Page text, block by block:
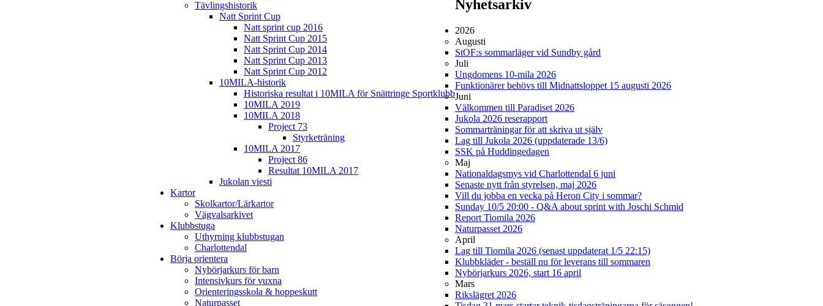
Tävlingshistorik
Natt Sprint Cup
Natt sprint cup 2016
Natt Sprint Cup 2015
Natt Sprint Cup 2014
Natt Sprint Cup 2013
Natt Sprint Cup 2012
10MILA-historik
Historiska resultat i 10MILA för Snättringe Sportklubb
10MILA 2019
10MILA 2018
Project 73
Styrketräning
10MILA 2017
Project 86
Resultat 10MILA 2017
Jukolan viesti
Kartor
Skolkartor/Lärkartor
Vägvalsarkivet
Klubbstuga
Uthyrning klubbstugan
Charlottendal
Börja orientera
Nybörjarkurs för barn
Intensivkurs för vuxna
Orienteringsskola & hoppeskutt
Naturpasset
Nyhetsarkiv
2026
Augusti
StOF:s sommarläger vid Sundby gård
Juli
Ungdomens 10-mila 2026
Funktionärer behövs till Midnattsloppet 15 augusti 2026
Juni
Välkommen till Paradiset 2026
Jukola 2026 reserapport
Sommarträningar för att skriva ut själv
Lag till Jukola 2026 (uppdaterade 13/6)
SSK på Huddingedagen
Maj
Nationaldagsmys vid Charlottendal 6 juni
Senaste nytt från styrelsen, maj 2026
Vill du jobba en vecka på Heron City i sommar?
Sunday 10/5 20:00 - Q&A about sprint with Joschi Schmid
Report Tiomila 2026
Naturpasset 2026
April
Lag till Tiomila 2026 (senast uppdaterat 1/5 22:15)
Klubbkläder - beställ nu för leverans till sommaren
Nybörjarkurs 2026, start 16 april
Mars
Rikslägret 2026